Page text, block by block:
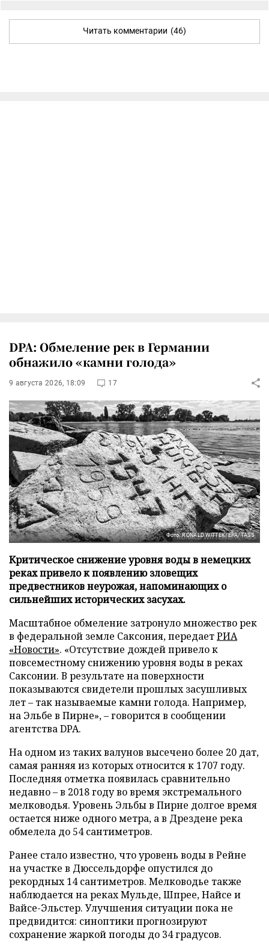
Читать комментарии (46)
DPA: Обмеление рек в Германии
обнажило «камни голода»
9 августа 2026, 18:09 17
Фото: RONALD WITTEK/EPA/TASS
Критическое снижение уровня воды в немецких
реках привело к появлению зловещих
предвестников неурожая, напоминающих о
сильнейших исторических засухах.
Масштабное обмеление затронуло множество рек
в федеральной земле Саксония, передаетРИА
«Новости». «Отсутствие дождей привело к
повсеместному снижению уровня воды в реках
Саксонии. В результате на поверхности
показываются свидетели прошлых засушливых
лет – так называемые камни голода. Например,
на Эльбе в Пирне», – говорится в сообщении
агентства DPA.
На одном из таких валунов высечено более 20 дат,
самая ранняя из которых относится к 1707 году.
Последняя отметка появилась сравнительно
недавно – в 2018 году во время экстремального
мелководья. Уровень Эльбы в Пирне долгое время
остается ниже одного метра, а в Дрездене река
обмелела до 54 сантиметров.
Ранее стало известно, что уровень воды в Рейне
на участке в Дюссельдорфе опустился до
рекордных 14 сантиметров. Мелководье также
наблюдается на реках Мульде, Шпрее, Найсе и
Вайсе-Эльстер. Улучшения ситуации пока не
предвидится: синоптики прогнозируют
сохранение жаркой погоды до 34 градусов.